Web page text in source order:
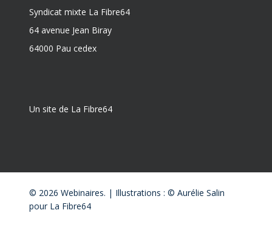
Syndicat mixte La Fibre64
64 avenue Jean Biray
64000 Pau cedex
Un site de La Fibre64
© 2026 Webinaires. | Illustrations : © Aurélie Salin
pour La Fibre64